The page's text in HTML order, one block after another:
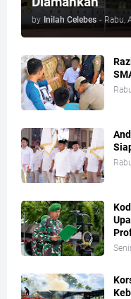
by Inilah Celebes - Rabu,